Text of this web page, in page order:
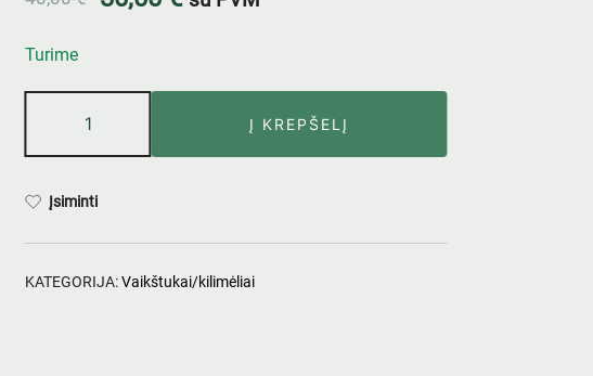
Turime
Į KREPŠELĮ
Įsiminti
KATEGORIJA:Vaikštukai/kilimėliai